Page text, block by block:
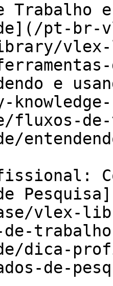
e
pt-br-
e
fluxos-
de
de-
dica-
de-